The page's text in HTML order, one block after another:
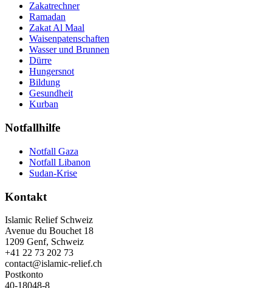
Zakatrechner
Ramadan
Zakat Al Maal
Waisenpatenschaften
Wasser und Brunnen
Dürre
Hungersnot
Bildung
Gesundheit
Kurban
Notfallhilfe
Notfall Gaza
Notfall Libanon
Sudan-Krise
Kontakt
Islamic Relief Schweiz
Avenue du Bouchet 18
1209 Genf, Schweiz
+41 22 73 202 73
contact@islamic-relief.ch
Postkonto
40-18048-8